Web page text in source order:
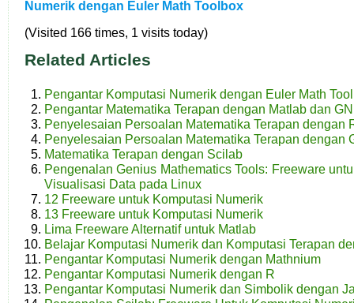
Numerik dengan Euler Math Toolbox
(Visited 166 times, 1 visits today)
Related Articles
Pengantar Komputasi Numerik dengan Euler Math
Pengantar Matematika Terapan dengan Matlab dan
Penyelesaian Persoalan Matematika Terapan dengan
Penyelesaian Persoalan Matematika Terapan dengan
Matematika Terapan dengan Scilab
Pengenalan Genius Mathematics Tools: Freeware
Visualisasi Data pada Linux
12 Freeware untuk Komputasi Numerik
13 Freeware untuk Komputasi Numerik
Lima Freeware Alternatif untuk Matlab
Belajar Komputasi Numerik dan Komputasi Terapan
Pengantar Komputasi Numerik dengan Mathnium
Pengantar Komputasi Numerik dengan R
Pengantar Komputasi Numerik dan Simbolik dengan